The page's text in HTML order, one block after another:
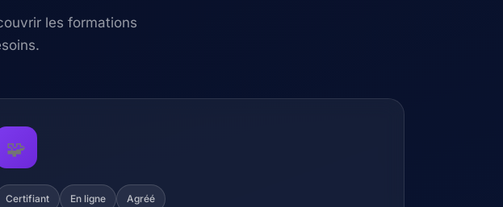
les formations
🧩
Certifiant En ligne Agréé